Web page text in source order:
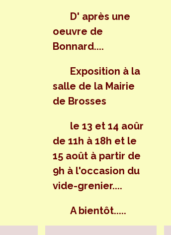
D' après une
oeuvre de
Bonnard....
Exposition à la
salle de la Mairie
de Brosses
le 13 et 14 aoûr
de 11h à 18h et le
15 août à partir de
9h à l'occasion du
vide-grenier....
A bientôt.....